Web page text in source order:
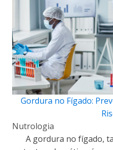
Gordura no Fígado:
Nutrologia
A gordura no fígado,